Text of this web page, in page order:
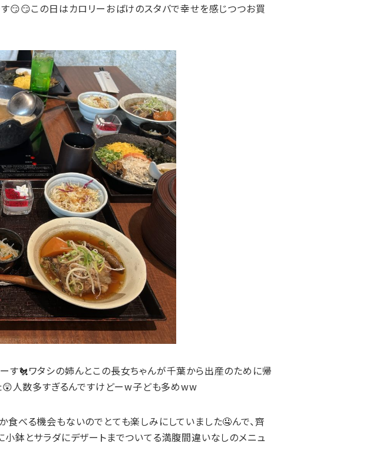
😏😏この日はカロリーおばけのスタバで幸せを感じつつお買
🐔ワタシの姉んとこの長女ちゃんが千葉から出産のために帰
😲人数多すぎるんですけどーw子ども多めww
べる機会もないのでとても楽しみにしていました🤤んで、齊
鉢とサラダにデザートまでついてる満腹間違いなしのメニュ